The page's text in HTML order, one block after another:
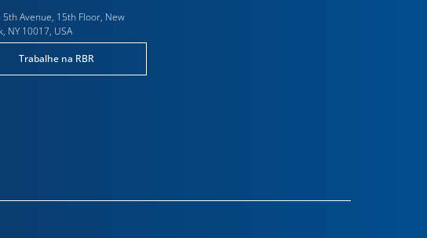
5th Avenue, 15th Floor, New
NY 10017, USA
Trabalhe na RBR